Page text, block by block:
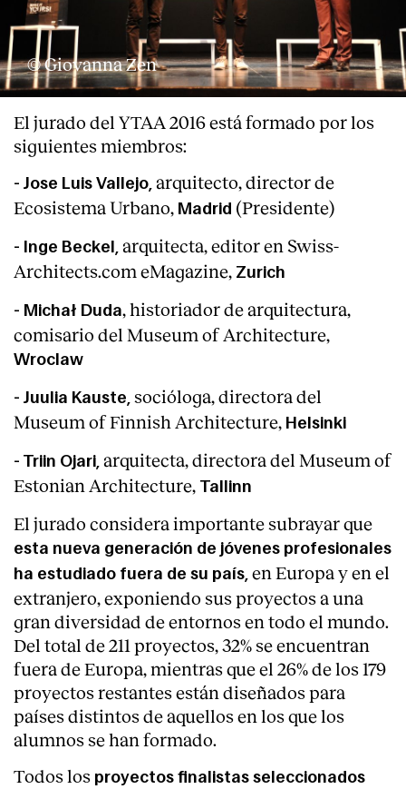
© Giovanna Zen
El jurado del YTAA 2016 está formado por los
siguientes miembros:
- Jose Luis Vallejo, arquitecto, director de
Ecosistema Urbano, Madrid (Presidente)
- Inge Beckel, arquitecta, editor en Swiss-
Architects.com eMagazine, Zurich
- Michał Duda, historiador de arquitectura,
comisario del Museum of Architecture,
Wroclaw
- Juulia Kauste, socióloga, directora del
Museum of Finnish Architecture, Helsinki
- Triin Ojari, arquitecta, directora del Museum of
Estonian Architecture, Tallinn
El jurado considera importante subrayar que
esta nueva generación de jóvenes profesionales
ha estudiado fuera de su país, en Europa y en el
extranjero, exponiendo sus proyectos a una
gran diversidad de entornos en todo el mundo.
Del total de 211 proyectos, 32% se encuentran
fuera de Europa, mientras que el 26% de los 179
proyectos restantes están diseñados para
países distintos de aquellos en los que los
alumnos se han formado.
Todos los proyectos finalistas seleccionados